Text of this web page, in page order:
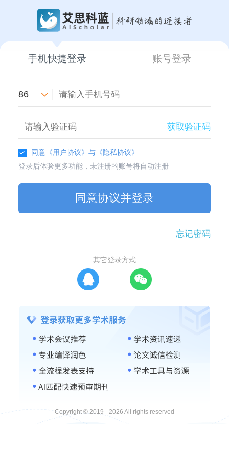
手机快捷登录 账号登录
86
获取验证码
同意 《用户协议》与 《隐私协议》
登录后体验更多功能，未注册的账号将自动注册
同意协议并登录
忘记密码
其它登录方式
Copyright © 2019 - 2026 All rights reserved